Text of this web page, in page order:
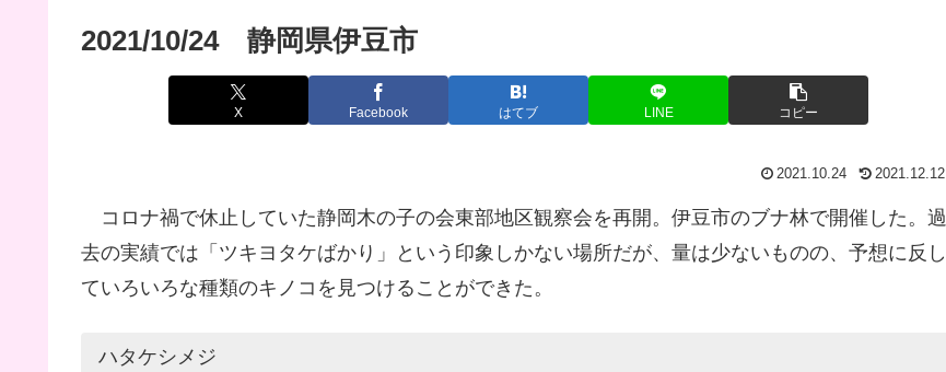
2021/10/24 静岡県伊豆市
X Facebook はてブ LINE コピー
2021.10.24 2021.12.12
コロナ禍で休止していた静岡木の子の会東部地区観察会を再開。伊豆市のブナ林で開催した。過
去の実績では「ツキヨタケばかり」という印象しかない場所だが、量は少ないものの、予想に反し
ていろいろな種類のキノコを見つけることができた。
ハタケシメジ